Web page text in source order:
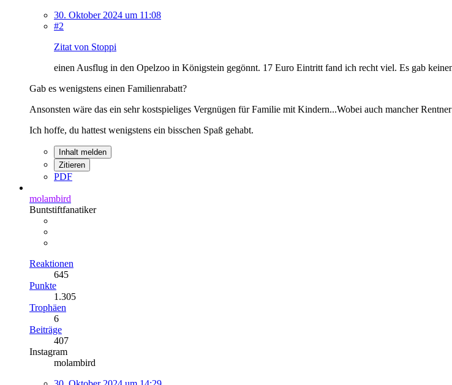
30. Oktober 2024 um 11:08
#2
Zitat von Stoppi
einen Ausflug in den Opelzoo in Königstein gegönnt. 17 Euro Eintritt fand ich recht viel. Es gab
Gab es wenigstens einen Familienrabatt?
Ansonsten wäre das ein sehr kostspieliges Vergnügen für Familie mit Kindern...Wobei auch mancher
Ich hoffe, du hattest wenigstens ein bisschen Spaß gehabt.
Inhalt melden
Zitieren
PDF
molambird
Buntstiftfanatiker
Reaktionen
645
Punkte
1.305
Trophäen
6
Beiträge
407
Instagram
molambird